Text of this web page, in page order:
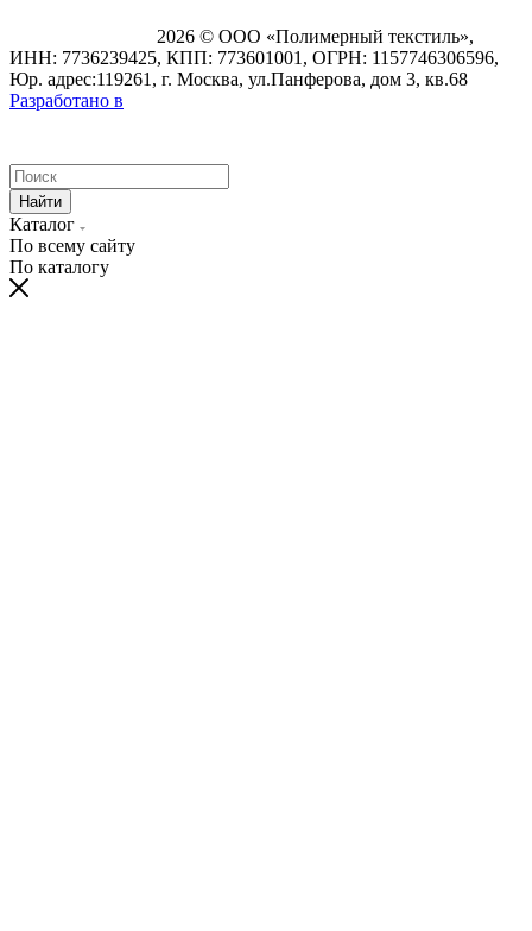
2026 © ООО «Полимерный текстиль»,
ИНН: 7736239425, КПП: 773601001, ОГРН: 1157746306596,
Юр. адрес:119261, г. Москва, ул.Панферова, дом 3, кв.68
Разработано в
Найти
Каталог
По всему сайту
По каталогу